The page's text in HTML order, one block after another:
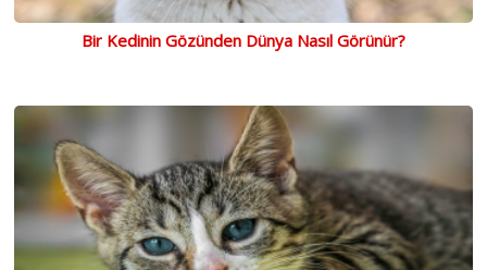
Bir Kedinin Gözünden Dünya Nasıl Görünür?